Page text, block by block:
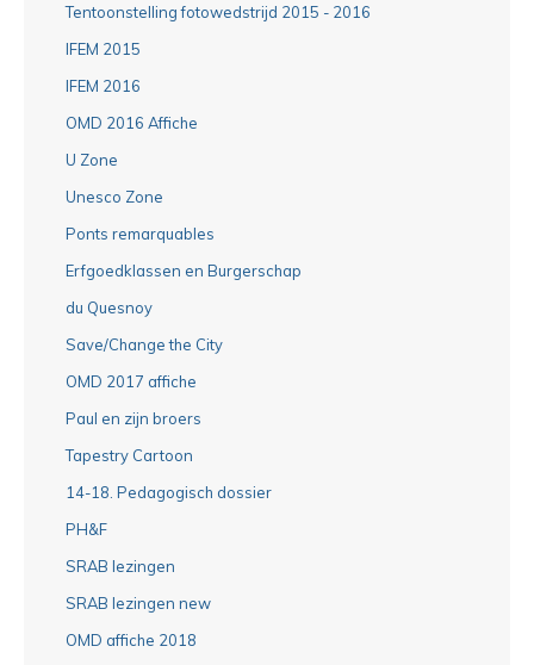
Tentoonstelling fotowedstrijd 2015 - 2016
IFEM 2015
IFEM 2016
OMD 2016 Affiche
U Zone
Unesco Zone
Ponts remarquables
Erfgoedklassen en Burgerschap
du Quesnoy
Save/Change the City
OMD 2017 affiche
Paul en zijn broers
Tapestry Cartoon
14-18. Pedagogisch dossier
PH&F
SRAB lezingen
SRAB lezingen new
OMD affiche 2018